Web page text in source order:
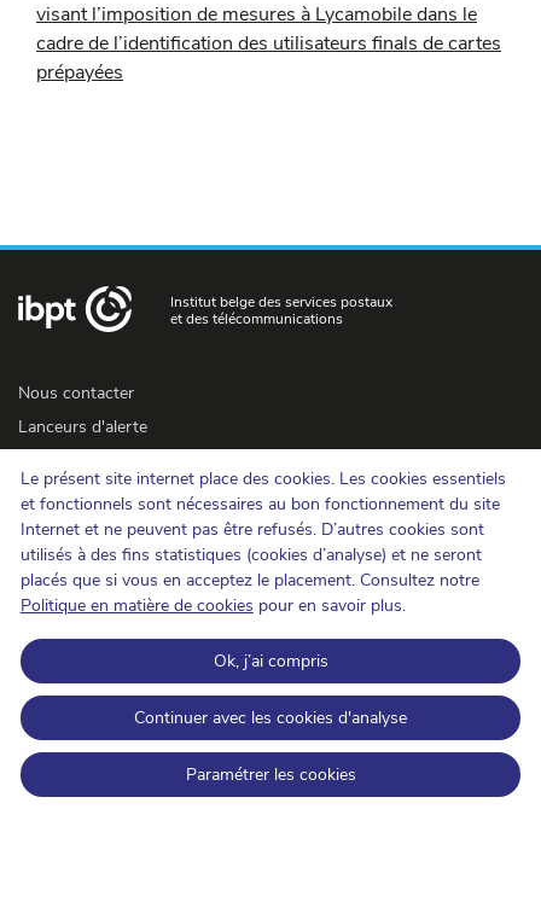
Le présent site internet place des cookies. Les cookies essentiels
et fonctionnels sont nécessaires au bon fonctionnement du site
Internet et ne peuvent pas être refusés. D’autres cookies sont
utilisés à des fins statistiques (cookies d’analyse) et ne seront
placés que si vous en acceptez le placement. Consultez notre
Politique en matière de cookies pour en savoir plus.
Ok, j’ai compris
Continuer avec les cookies d'analyse
Paramétrer les cookies
visant l’imposition de mesures à Lycamobile dans le
cadre de l’identification des utilisateurs finals de cartes
prépayées
Institut belge des services postaux
et des télécommunications
Nous contacter
Lanceurs d'alerte
Accessibilité
Presse
Cookies
Protection de la vie privée
Conditions d'utilisation et copyrights
Catégorisation de l'information
Open Data